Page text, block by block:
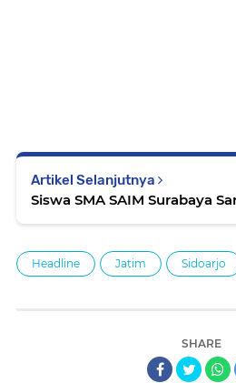
Artikel Selanjutnya
Siswa SMA SAIM Surabaya
Headline Jatim Sidoarjo
SHARE